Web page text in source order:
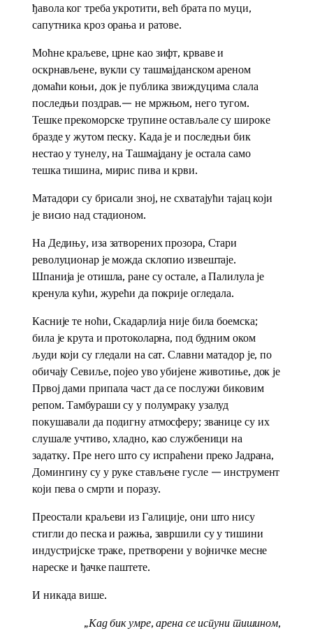
ђавола ког треба укротити, већ брата по муци,
сапутника кроз орања и ратове.
Моћне краљеве, црне као зифт, крваве и
оскрнављене, вукли су ташмајданском ареном
домаћи коњи, док је публика звиждуцима слала
последњи поздрав.— не мржњом, него тугом.
Тешке прекоморске трупине остављале су широке
бразде у жутом песку. Када је и последњи бик
нестао у тунелу, на Ташмајдану је остала само
тешка тишина, мирис пива и крви.
Матадори су брисали зној, не схватајући тајац који
је висио над стадионом.
На Дедињу, иза затворених прозора, Стари
револуционар је можда склопио извештаје.
Шпанија је отишла, ране су остале, а Палилула је
кренула кући, журећи да покрије огледала.
Касније те ноћи, Скадарлија није била боемска;
била је крута и протоколарна, под будним оком
људи који су гледали на сат. Славни матадор је, по
обичају Севиље, појео уво убијене животиње, док је
Првој дами припала част да се послужи биковим
репом. Тамбураши су у полумраку узалуд
покушавали да подигну атмосферу; званице су их
слушале учтиво, хладно, као службеници на
задатку. Пре него што су испраћени преко Јадрана,
Домингину су у руке стављене гусле — инструмент
који пева о смрти и поразу.
Преостали краљеви из Галиције, они што нису
стигли до песка и ражња, завршили су у тишини
индустријске траке, претворени у војничке месне
нареске и ђачке паштете.
И никада више.
„Кад бик умре, арена се испуни тишином,